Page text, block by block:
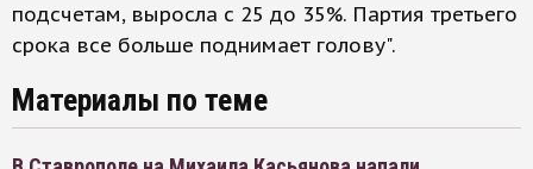
подсчетам, выросла с 25 до 35%. Партия третьего
срока все больше поднимает голову".
Материалы по теме